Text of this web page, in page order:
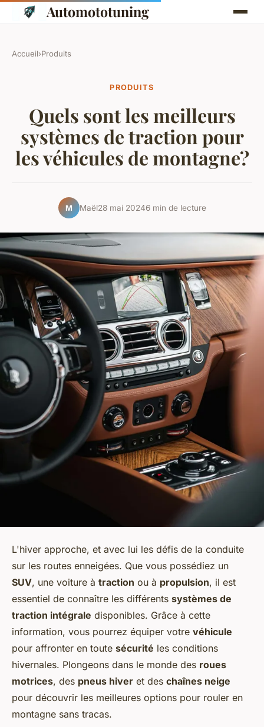
Automototuning
Accueil›Produits
PRODUITS
Quels sont les meilleurs
systèmes de traction pour
les véhicules de montagne?
M Maël28 mai 20246 min de lecture
L'hiver approche, et avec lui les défis de la conduite
sur les routes enneigées. Que vous possédiez un
SUV, une voiture à traction ou à propulsion, il est
essentiel de connaître les différents systèmes de
traction intégrale disponibles. Grâce à cette
information, vous pourrez équiper votre véhicule
pour affronter en toute sécurité les conditions
hivernales. Plongeons dans le monde des roues
motrices, des pneus hiver et des chaînes neige
pour découvrir les meilleures options pour rouler en
montagne sans tracas.